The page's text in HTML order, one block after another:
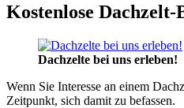
Kostenlose Dachzelt-
Dachzelte bei uns erleben!
Wenn Sie Interesse an einem
Zeitpunkt, sich damit zu befassen.